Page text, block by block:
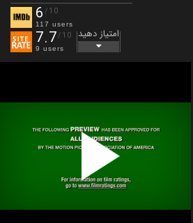
6 /10
117 users
7.7/10
9 users
امتیاز دهید